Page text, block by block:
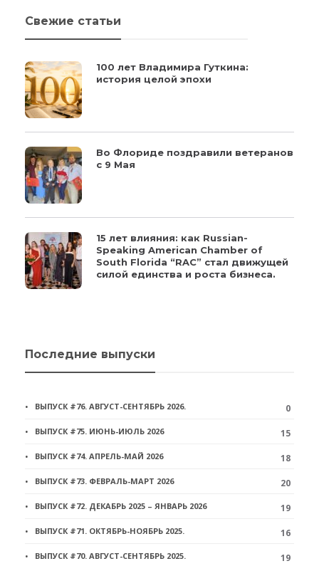
Свежие статьи
100 лет Владимира Гуткина:
история целой эпохи
Во Флориде поздравили ветеранов
с 9 Мая
15 лет влияния: как Russian-
Speaking American Chamber of
South Florida “RAC” стал движущей
силой единства и роста бизнеса.
Последние выпуски
ВЫПУСК #76. АВГУСТ-СЕНТЯБРЬ 2026. 0
ВЫПУСК #75. ИЮНЬ-ИЮЛЬ 2026 15
ВЫПУСК #74. АПРЕЛЬ-МАЙ 2026 18
ВЫПУСК #73. ФЕВРАЛЬ-МАРТ 2026 20
ВЫПУСК #72. ДЕКАБРЬ 2025 – ЯНВАРЬ 2026 19
ВЫПУСК #71. ОКТЯБРЬ-НОЯБРЬ 2025. 16
ВЫПУСК #70. АВГУСТ-СЕНТЯБРЬ 2025. 19